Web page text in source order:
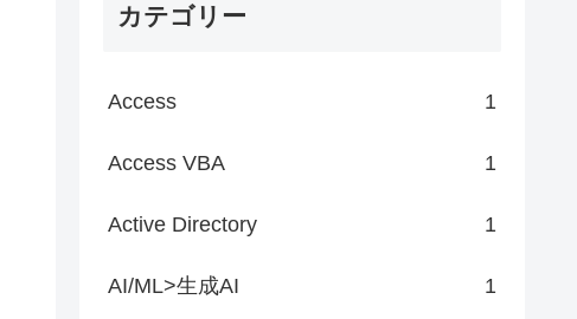
カテゴリー
Access 1
Access VBA 1
Active Directory 1
AI/ML>生成AI 1